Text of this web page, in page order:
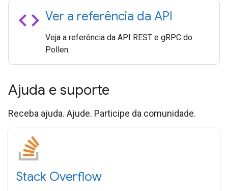
code Ver a referência da API
Veja a referência da API REST e gRPC do
Pollen.
Ajuda e suporte
Receba ajuda. Ajude. Participe da comunidade.
Stack Overflow